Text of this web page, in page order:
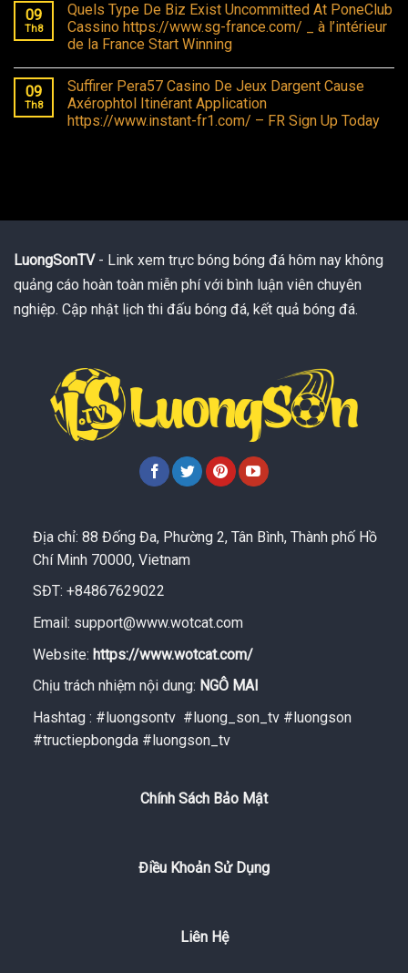
09
Th8
Quels Type De Biz Exist Uncommitted At PoneClub
Cassino https://www.sg-france.com/ _ à l’intérieur
de la France Start Winning
09
Th8
Suffirer Pera57 Casino De Jeux Dargent Cause
Axérophtol Itinérant Application
https://www.instant-fr1.com/ – FR Sign Up Today
LuongSonTV- Link xem trực bóng bóng đá hôm nay không
quảng cáo hoàn toàn miễn phí với bình luận viên chuyên
nghiệp. Cập nhật lịch thi đấu bóng đá, kết quả bóng đá.
Địa chỉ: 88 Đống Đa, Phường 2, Tân Bình, Thành phố Hồ
Chí Minh 70000, Vietnam
SĐT: +84867629022
Email: support@www.wotcat.com
Website: https://www.wotcat.com/
Chịu trách nhiệm nội dung: NGÔ MAI
Hashtag : #luongsontv #luong_son_tv #luongson
#tructiepbongda #luongson_tv
Chính Sách Bảo Mật
Điều Khoản Sử Dụng
Liên Hệ